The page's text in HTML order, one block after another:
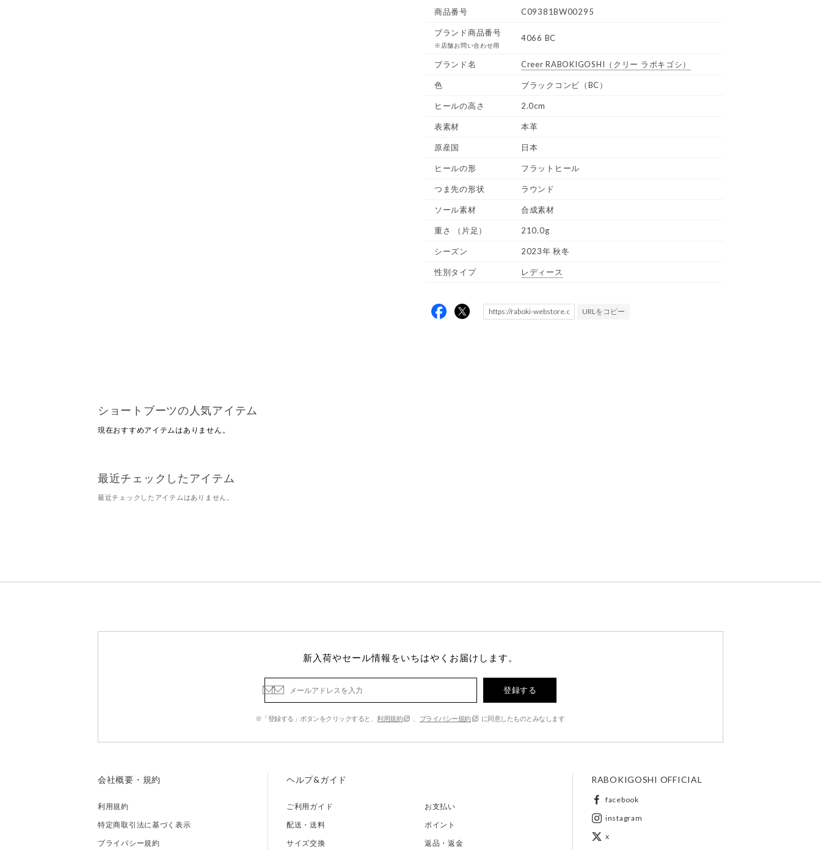
商品番号 C09381BW00295
ブランド商品番号
※店舗お問い合わせ用
4066 BC
ブランド名 Creer RABOKIGOSHI （クリー ラボキゴシ）
色 ブラックコンビ（BC）
ヒールの高さ 2.0cm
表素材 本革
原産国 日本
ヒールの形 フラットヒール
つま先の形状 ラウンド
ソール素材 合成素材
重さ （片足） 210.0g
シーズン 2023年 秋冬
性別タイプ レディース
URLをコピー
ショートブーツの人気アイテム
現在おすすめアイテムはありません。
最近チェックしたアイテム
最近チェックしたアイテムはありません。
新入荷やセール情報をいちはやくお届けします。
登録する
※「登録する」ボタンをクリックすると、利用規約 プライバシー規約 に同意したものとみなします
会社概要・規約
利用規約
特定商取引法に基づく表示
プライバシー規約
ヘルプ&ガイド
ご利用ガイド
お支払い
配送・送料
ポイント
サイズ交換
返品・返金
RABOKIGOSHI OFFICIAL
facebook
instagram
x